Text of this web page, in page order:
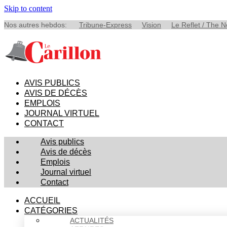
Skip to content
Nos autres hebdos: Tribune-Express Vision Le Reflet / The
AVIS PUBLICS
AVIS DE DÉCÈS
EMPLOIS
JOURNAL VIRTUEL
CONTACT
Avis publics
Avis de décès
Emplois
Journal virtuel
Contact
ACCUEIL
CATÉGORIES
ACTUALITÉS